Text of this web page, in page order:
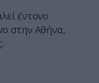
έντονο
στην Αθήνα,